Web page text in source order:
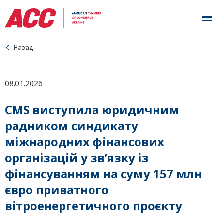
Назад
08.01.2026
CMS виступила юридичним
радником синдикату
міжнародних фінансових
організацій у зв’язку із
фінансуванням на суму 157 млн
євро приватного
вітроенергетичного проєкту